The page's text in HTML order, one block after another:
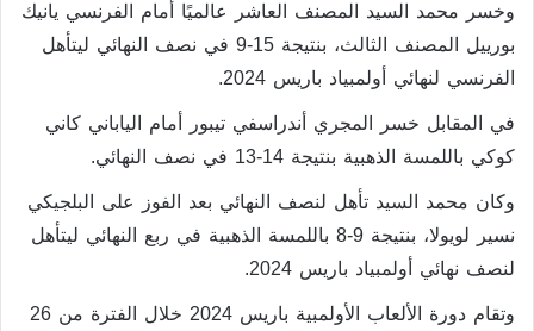
وخسر محمد السيد المصنف العاشر عالميًا أمام الفرنسي يانيك
بورييل المصنف الثالث، بنتيجة 15-9 في نصف النهائي ليتأهل
الفرنسي لنهائي أولمبياد باريس 2024.
في المقابل خسر المجري أندراسفي تيبور أمام الياباني كاني
كوكي باللمسة الذهبية بنتيجة 14-13 في نصف النهائي.
وكان محمد السيد تأهل لنصف النهائي بعد الفوز على البلجيكي
نسير لويولا، بنتيجة 9-8 باللمسة الذهبية في ربع النهائي ليتأهل
لنصف نهائي أولمبياد باريس 2024.
وتقام دورة الألعاب الأولمبية باريس 2024 خلال الفترة من 26